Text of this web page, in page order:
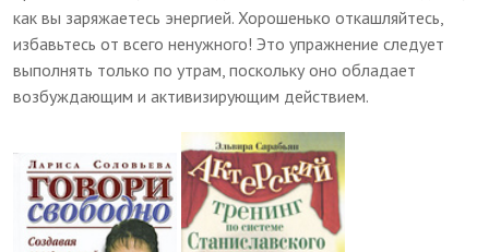
как вы заряжаетесь энергией. Хорошенько откашляйтесь,
избавьтесь от всего ненужного! Это упражнение следует
выполнять только по утрам, поскольку оно обладает
возбуждающим и активизирующим действием.